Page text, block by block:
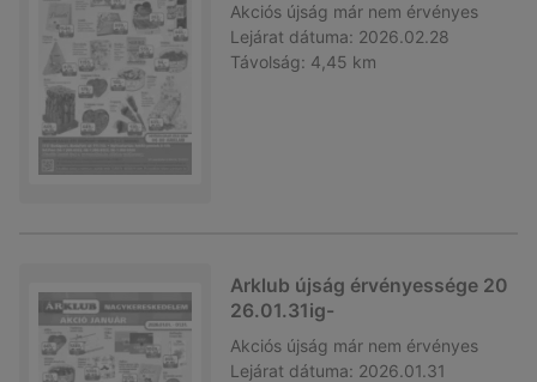
Akciós újság már nem érvényes
Lejárat dátuma: 2026.02.28
Távolság: 4,45 km
Arklub újság érvényessége 20
26.01.31ig-
Akciós újság már nem érvényes
Lejárat dátuma: 2026.01.31